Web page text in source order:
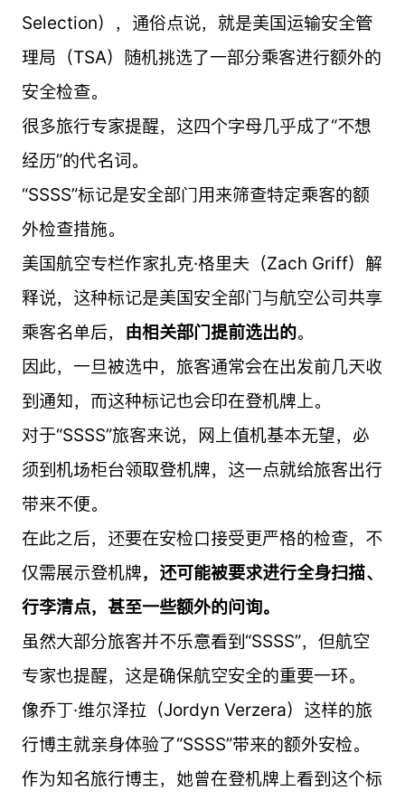
Selection），通俗点说，就是美国运输安全管
理局（TSA）随机挑选了一部分乘客进行额外的
安全检查。
很多旅行专家提醒，这四个字母几乎成了“不想
经历”的代名词。
“SSSS”标记是安全部门用来筛查特定乘客的额
外检查措施。
美国航空专栏作家扎克·格里夫（Zach Griff）解
释说，这种标记是美国安全部门与航空公司共享
乘客名单后， 由相关部门提前选出的。
因此，一旦被选中，旅客通常会在出发前几天收
到通知，而这种标记也会印在登机牌上。
对于“SSSS”旅客来说，网上值机基本无望，必
须到机场柜台领取登机牌，这一点就给旅客出行
带来不便。
在此之后，还要在安检口接受更严格的检查，不
仅需展示登机牌，还可能被要求进行全身扫描、
行李清点，甚至一些额外的问询。
虽然大部分旅客并不乐意看到“SSSS”，但航空
专家也提醒，这是确保航空安全的重要一环。
像乔丁·维尔泽拉（Jordyn Verzera）这样的旅
行博主就亲身体验了“SSSS”带来的额外安检。
作为知名旅行博主，她曾在登机牌上看到这个标